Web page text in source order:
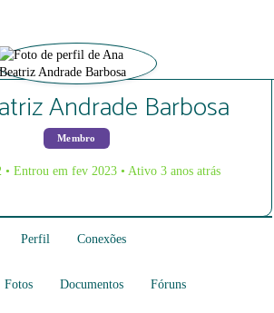
Andrade Barbosa
Membro
• Entrou em fev 2023 • Ativo 3 anos atrás
Perfil Conexões
Fotos Documentos Fóruns